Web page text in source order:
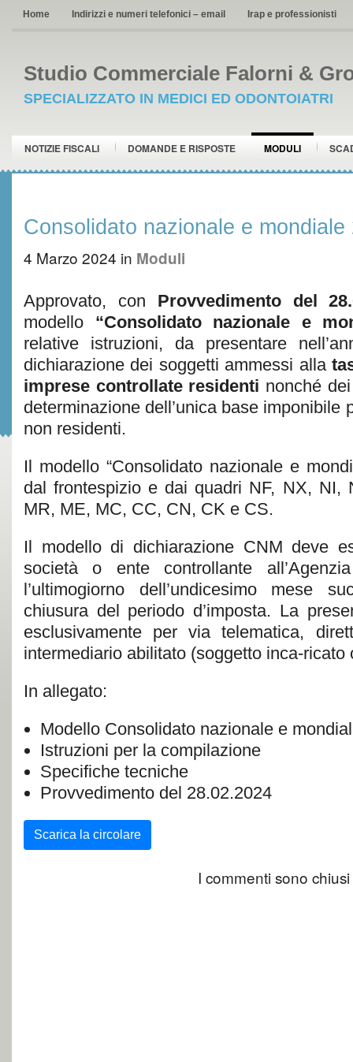
Home Indirizzi e numeri telefonici – email Irap e professionisti
Studio Commerciale Falorni &
SPECIALIZZATO IN MEDICI ED ODONTOIATRI
NOTIZIE FISCALI DOMANDE E RISPOSTE MODULI
Consolidato nazionale e
4 Marzo 2024 in Moduli
Approvato, con Provvedimento del
modello “Consolidato nazionale e
relative istruzioni, da presentare
dichiarazione dei soggetti ammessi alla
imprese controllate residenti nonché
determinazione dell’unica base imponibile
non residenti.
Il modello “Consolidato nazionale e
dal frontespizio e dai quadri NF, NX, NI,
MR, ME, MC, CC, CN, CK e CS.
Il modello di dichiarazione CNM deve
società o ente controllante
l’ultimogiorno dell’undicesimo mese
chiusura del periodo d’imposta. La
esclusivamente per via telematica,
intermediario abilitato (soggetto inca-ricato
In allegato:
Modello Consolidato nazionale e
Istruzioni per la compilazione
Specifiche tecniche
Provvedimento del 28.02.2024
Scarica la circolare
I commenti sono chiusi